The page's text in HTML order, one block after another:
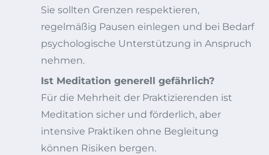
Sie sollten Grenzen respektieren,
regelmäßig Pausen einlegen und bei Bedarf
psychologische Unterstützung in Anspruch
nehmen.
Ist Meditation generell gefährlich?
Für die Mehrheit der Praktizierenden ist
Meditation sicher und förderlich, aber
intensive Praktiken ohne Begleitung
können Risiken bergen.